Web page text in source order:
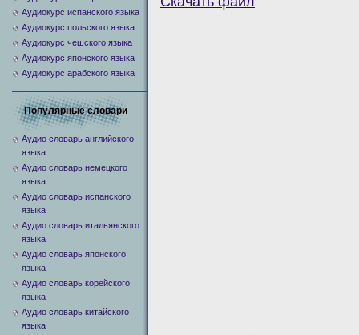
Аудиокурс испанского языка
Аудиокурс польского языка
Аудиокурс чешского языка
Аудиокурс японского языка
Аудиокурс арабского языка
Популярные словари
Аудио словарь английского
языка
Аудио словарь немецкого
языка
Аудио словарь испанского
языка
Аудио словарь итальянского
языка
Аудио словарь японского
языка
Аудио словарь корейского
языка
Аудио словарь китайского
языка